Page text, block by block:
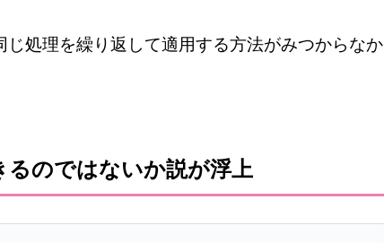
処理を繰り返して適用する方法がみつからなか
のではないか説が浮上